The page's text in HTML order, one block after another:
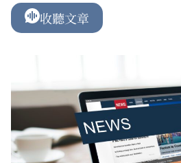
收聽文章